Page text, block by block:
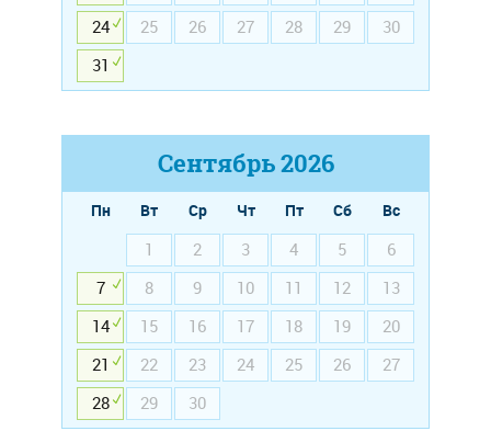
24
25 26 27 28 29
30
31
Сентябрь2026
Пн Вт Ср Чт Пт Сб
Вс
1
2 3 4 5
6
7
8 9 10 11 12
13
14
15 16 17 18 19
20
21
22 23 24 25 26
27
28
29 30